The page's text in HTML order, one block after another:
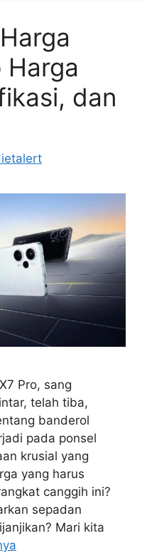
Harga
dan
Pro, sang
telah tiba,
banderol
pada ponsel
krusial yang
yang harus
canggih ini?
sepadan
Mari kita